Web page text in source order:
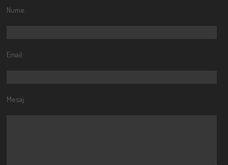
Nume:
Email:
Mesaj: